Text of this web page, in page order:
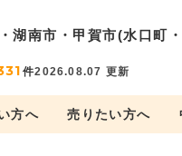
湖南市・ 甲賀市(水口町
件2026.08.07 更新
方へ 売りたい方へ